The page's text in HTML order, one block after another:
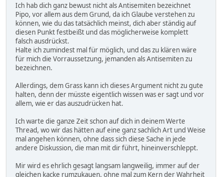
Ich hab dich ganz bewust nicht als Antisemiten bezeichnet
Pipo, vor allem aus dem Grund, da ich Glaube verstehen zu
können, wie du das tatsächlich meinst, dich aber ständig auf
diesen Punkt festbeißt und das möglicherweise komplett
falsch ausdrückst.
Halte ich zumindest mal für möglich, und das zu klären wäre
für mich die Vorraussetzung, jemanden als Antisemiten zu
bezeichnen.
Allerdings, dem Grass kann ich dieses Argument nicht zu gute
halten, denn der müsste eigentlich wissen was er sagt und vor
allem, wie er das auszudrücken hat.
Ich warte die ganze Zeit schon auf dich in deinem Werte
Thread, wo wir das hätten auf eine ganz sachlich Art und Weise
mal angehen können, ohne dass sich diese Sache in jede
andere Diskussion, die man mit dir führt, hineinverschleppt.
Mir wird es ehrlich gesagt langsam langweilig, immer auf der
gleichen kacke rumzukauen, ohne mal zum Kern der Wahrheit